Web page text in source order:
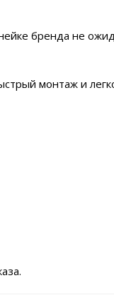
бренда не
монтаж и